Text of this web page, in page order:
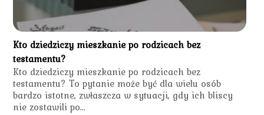
Kto dziedziczy mieszkanie po rodzicach bez
testamentu?
Kto dziedziczy mieszkanie po rodzicach bez
testamentu? To pytanie może być dla wielu osób
bardzo istotne, zwłaszcza w sytuacji, gdy ich bliscy
nie zostawili po...